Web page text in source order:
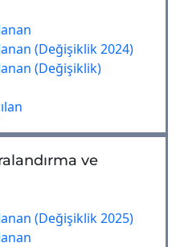
(Değişiklik 2024)
(Değişiklik)
ve
(Değişiklik 2025)